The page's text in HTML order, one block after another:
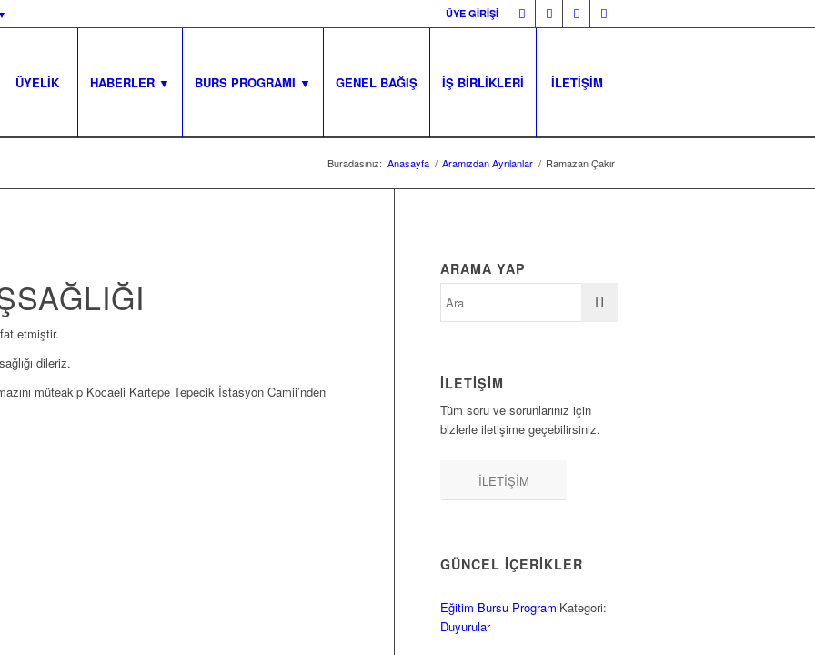
ÜYE GİRİŞİ
ÜYELİK HABERLER ▼ BURS PROGRAMI ▼ GENEL BAĞIŞ İŞ BİRLİKLERİ İLETİŞİM
Buradasınız: Anasayfa / Aramızdan Ayrılanlar / Ramazan Çakır
etmiştir.
dileriz.
müteakip Kocaeli Kartepe Tepecik İstasyon Camii’nden
ARAMA YAP
İLETİŞİM
Tüm soru ve sorunlarınız için
bizlerle iletişime geçebilirsiniz.
İLETİŞİM
GÜNCEL İÇERİKLER
Eğitim Bursu ProgramıKategori:
Duyurular